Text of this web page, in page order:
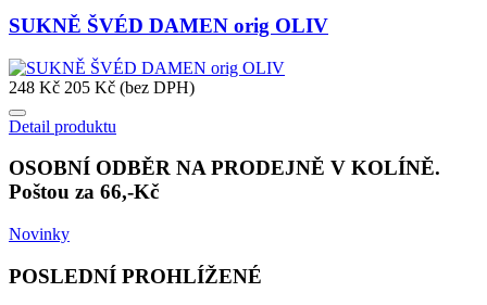
SUKNĚ ŠVÉD DAMEN orig OLIV
248 Kč 205 Kč (bez DPH)
Detail produktu
OSOBNÍ ODBĚR NA PRODEJNĚ V KOLÍNĚ.
Poštou za 66,-Kč
Novinky
POSLEDNÍ PROHLÍŽENÉ